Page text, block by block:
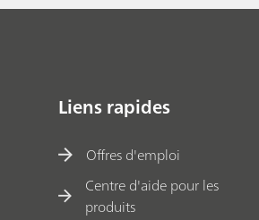
Liens rapides
Offres d'emploi
Centre d'aide pour les
produits